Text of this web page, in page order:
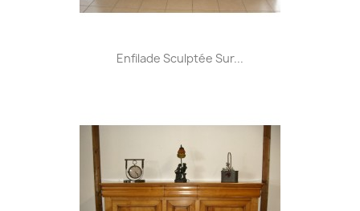
Enfilade Sculptée Sur...